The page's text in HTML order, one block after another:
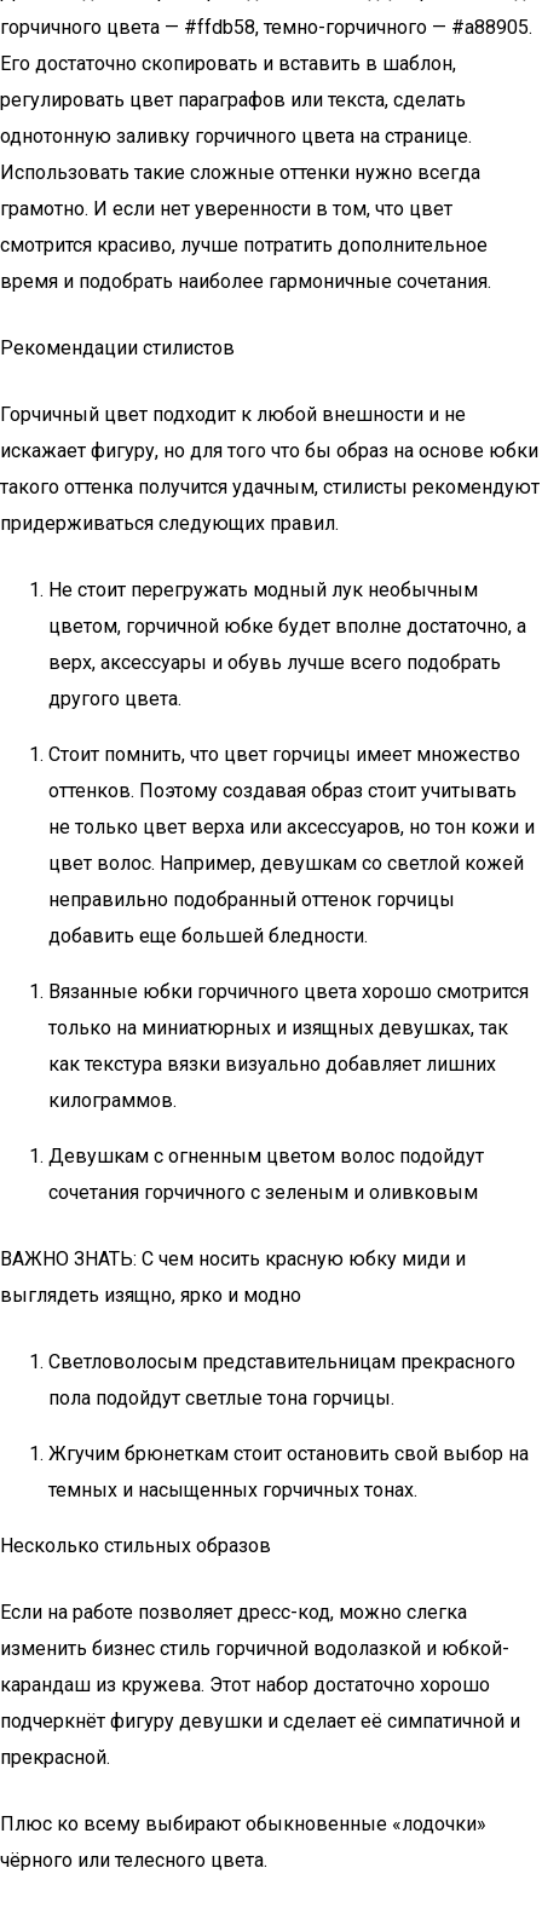
горчичного цвета — #ffdb58, темно-горчичного — #a88905.
Его достаточно скопировать и вставить в шаблон,
регулировать цвет параграфов или текста, сделать
однотонную заливку горчичного цвета на странице.
Использовать такие сложные оттенки нужно всегда
грамотно. И если нет уверенности в том, что цвет
смотрится красиво, лучше потратить дополнительное
время и подобрать наиболее гармоничные сочетания.
Рекомендации стилистов
Горчичный цвет подходит к любой внешности и не
искажает фигуру, но для того что бы образ на основе юбки
такого оттенка получится удачным, стилисты рекомендуют
придерживаться следующих правил.
Не стоит перегружать модный лук необычным
цветом, горчичной юбке будет вполне достаточно, а
верх, аксессуары и обувь лучше всего подобрать
другого цвета.
Стоит помнить, что цвет горчицы имеет множество
оттенков. Поэтому создавая образ стоит учитывать
не только цвет верха или аксессуаров, но тон кожи и
цвет волос. Например, девушкам со светлой кожей
неправильно подобранный оттенок горчицы
добавить еще большей бледности.
Вязанные юбки горчичного цвета хорошо смотрится
только на миниатюрных и изящных девушках, так
как текстура вязки визуально добавляет лишних
килограммов.
Девушкам с огненным цветом волос подойдут
сочетания горчичного с зеленым и оливковым
ВАЖНО ЗНАТЬ: С чем носить красную юбку миди и
выглядеть изящно, ярко и модно
Светловолосым представительницам прекрасного
пола подойдут светлые тона горчицы.
Жгучим брюнеткам стоит остановить свой выбор на
темных и насыщенных горчичных тонах.
Несколько стильных образов
Если на работе позволяет дресс-код, можно слегка
изменить бизнес стиль горчичной водолазкой и юбкой-
карандаш из кружева. Этот набор достаточно хорошо
подчеркнёт фигуру девушки и сделает её симпатичной и
прекрасной.
Плюс ко всему выбирают обыкновенные «лодочки»
чёрного или телесного цвета.